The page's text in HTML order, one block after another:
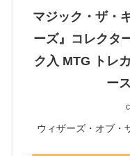
マジック・ザ・
ーズ』コレクタ
ク入 MTG トレ
ー
ウィザーズ・オブ・